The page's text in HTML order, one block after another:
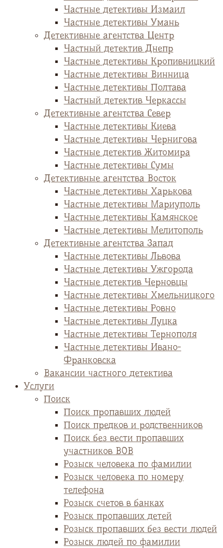
Частные детективы Измаил
Частные детективы Умань
Детективные агентства Центр
Частный детектив Днепр
Частные детективы Кропивницкий
Частные детективы Винница
Частные детективы Полтава
Частный детектив Черкассы
Детективные агентства Север
Частные детективы Киева
Частные детективы Чернигова
Частные детектив Житомира
Частные детективы Сумы
Детективные агентства Восток
Частные детективы Харькова
Частные детективы Мариуполь
Частные детективы Камянское
Частные детективы Мелитополь
Детективные агентства Запад
Частные детективы Львова
Частные детективы Ужгорода
Частные детектив Черновцы
Частные детективы Хмельницкого
Частные детективы Ровно
Частные детективы Луцка
Частные детективы Тернополя
Частные детективы Ивано-
Франковска
Вакансии частного детектива
Услуги
Поиск
Поиск пропавших людей
Поиск предков и родственников
Поиск без вести пропавших
участников ВОВ
Розыск человека по фамилии
Розыск человека по номеру
телефона
Розыск счетов в банках
Розыск пропавших детей
Розыск пропавших без вести людей
Розыск людей по фамилии